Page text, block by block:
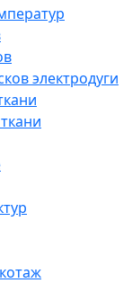
электродуги